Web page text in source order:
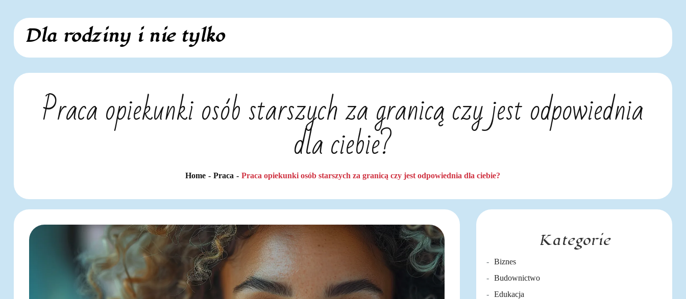
content
Dla rodziny i nie tylko
Praca opiekunki osób starszych za granicą czy jest odpowiednia
dla ciebie?
Home Praca Praca opiekunki osób starszych za granicą czy jest odpowiednia dla ciebie?
Kategorie
Biznes
Budownictwo
Edukacja